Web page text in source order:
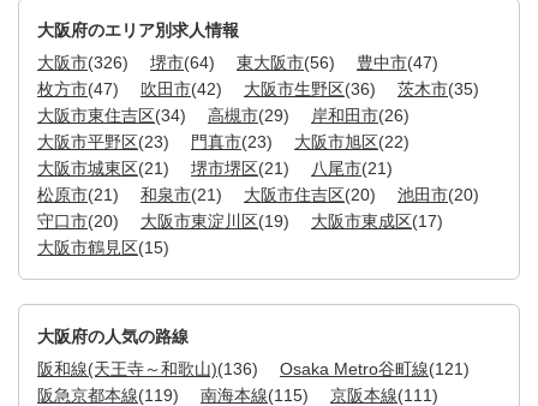
大阪府のエリア別求人情報
大阪市(326) 堺市(64) 東大阪市(56) 豊中市(47)
枚方市(47) 吹田市(42) 大阪市生野区(36) 茨木市(35)
大阪市東住吉区(34) 高槻市(29) 岸和田市(26)
大阪市平野区(23) 門真市(23) 大阪市旭区(22)
大阪市城東区(21) 堺市堺区(21) 八尾市(21)
松原市(21) 和泉市(21) 大阪市住吉区(20) 池田市(20)
守口市(20) 大阪市東淀川区(19) 大阪市東成区(17)
大阪市鶴見区(15)
大阪府の人気の路線
阪和線(天王寺～和歌山)(136) Osaka Metro谷町線(121)
阪急京都本線(119) 南海本線(115) 京阪本線(111)